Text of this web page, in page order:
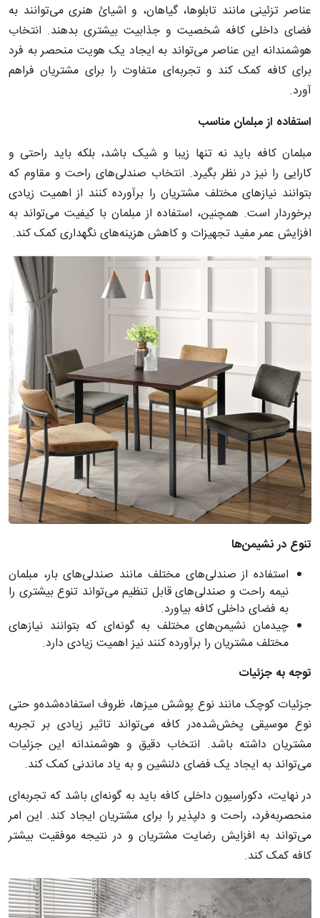
عناصر تزئینی مانند تابلوها، گیاهان، و اشیائ هنری می‌توانند به
فضای داخلی کافه شخصیت و جذابیت بیشتری بدهند. انتخاب
هوشمندانه این عناصر می‌تواند به ایجاد یک هویت منحصر به فرد
برای کافه کمک کند و تجربه‌ای متفاوت را برای مشتریان فراهم
آورد.
استفاده ازمبلمان مناسب
مبلمان کافه باید نه تنها زیبا و شیک باشد، بلکه باید راحتی و
کارایی را نیز در نظر بگیرد. انتخاب صندلی‌های راحت و مقاوم که
بتوانند نیازهای مختلف مشتریان را برآورده کنند از اهمیت زیادی
برخوردار است. همچنین، استفاده از مبلمان با کیفیت می‌تواند به
افزایش عمر مفید تجهیزات و کاهش هزینه‌های نگهداری کمک کند.
تنوع درنشیمنها
استفاده از صندلی‌های مختلف مانند صندلی‌های بار، مبلمان
نیمه راحت و صندلی‌های قابل تنظیم می‌تواند تنوع بیشتری را
به فضای داخلی کافه بیاورد.
چیدمان نشیمن‌های مختلف به گونه‌ای که بتوانند نیازهای
مختلف مشتریان را برآورده کنند نیز اهمیت زیادی دارد.
توجه به جزئیات
جزئیات کوچک مانند نوع پوشش میزها، ظروف استفاده‌شده‌و حتی
نوع موسیقی پخش‌شده‌در کافه می‌تواند تاثیر زیادی بر تجربه
مشتریان داشته باشد. انتخاب دقیق و هوشمندانه این جزئیات
می‌تواند به ایجاد یک فضای دلنشین و به یاد ماندنی کمک کند.
در نهایت، دکوراسیون داخلی کافه باید به گونه‌ای باشد که تجربه‌ای
منحصربه‌فرد، راحت و دلپذیر را برای مشتریان ایجاد کند. این امر
می‌تواند به افزایش رضایت مشتریان و در نتیجه موفقیت بیشتر
کافه کمک کند.